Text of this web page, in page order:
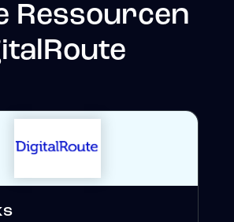
Ressourcen